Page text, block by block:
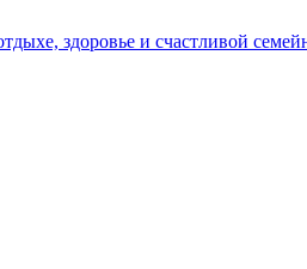
здоровье и счастливой